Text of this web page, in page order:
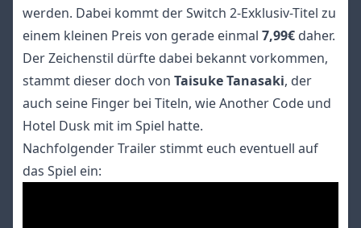
werden. Dabei kommt der Switch 2-Exklusiv-Titel zu
einem kleinen Preis von gerade einmal 7,99€ daher.
Der Zeichenstil dürfte dabei bekannt vorkommen,
stammt dieser doch von Taisuke Tanasaki, der
auch seine Finger bei Titeln, wie Another Code und
Hotel Dusk mit im Spiel hatte.
Nachfolgender Trailer stimmt euch eventuell auf
das Spiel ein: